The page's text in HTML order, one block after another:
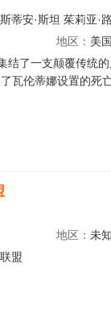
蒂安·斯坦 茱莉亚·
地区： 美国
结了一支颠覆传统
瓦伦蒂娜设置的
地区：未知
盟